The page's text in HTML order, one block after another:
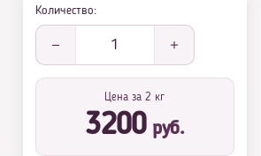
Количество:
1
Цена за 2 кг
3200руб.